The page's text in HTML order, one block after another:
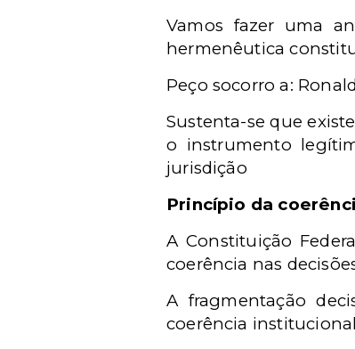
Vamos fazer uma
hermenêutica
Peço socorro a:
Sustenta-se que
o instrumento
jurisdição
Princípio da
A Constituição
coerência nas
A fragmentação
coerência